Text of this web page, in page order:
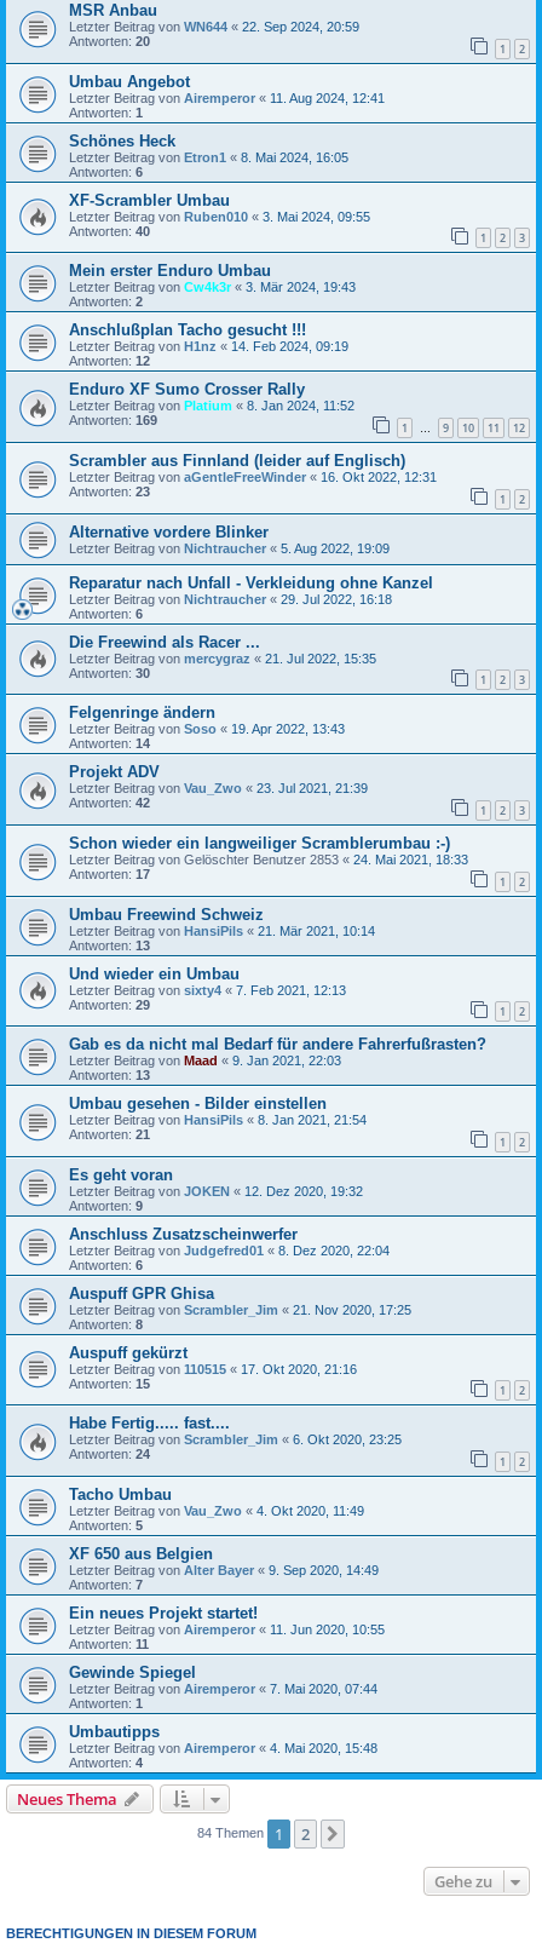
MSR Anbau
Letzter Beitrag von WN644 « 22. Sep 2024, 20:59
Antworten: 20 1 2
Umbau Angebot
Letzter Beitrag von Airemperor « 11. Aug 2024, 12:41
Antworten: 1
Schönes Heck
Letzter Beitrag von Etron1 « 8. Mai 2024, 16:05
Antworten: 6
XF-Scrambler Umbau
Letzter Beitrag von Ruben010 « 3. Mai 2024, 09:55
Antworten: 40 1 2 3
Mein erster Enduro Umbau
Letzter Beitrag von Cw4k3r « 3. Mär 2024, 19:43
Antworten: 2
Anschlußplan Tacho gesucht !!!
Letzter Beitrag von H1nz « 14. Feb 2024, 09:19
Antworten: 12
Enduro XF Sumo Crosser Rally
Letzter Beitrag von Platium « 8. Jan 2024, 11:52
Antworten: 169 1 … 9 10 11 12
Scrambler aus Finnland (leider auf Englisch)
Letzter Beitrag von aGentleFreeWinder « 16. Okt 2022, 12:31
Antworten: 23 1 2
Alternative vordere Blinker
Letzter Beitrag von Nichtraucher « 5. Aug 2022, 19:09
Reparatur nach Unfall - Verkleidung ohne Kanzel
Letzter Beitrag von Nichtraucher « 29. Jul 2022, 16:18
Antworten: 6
Die Freewind als Racer ...
Letzter Beitrag von mercygraz « 21. Jul 2022, 15:35
Antworten: 30 1 2 3
Felgenringe ändern
Letzter Beitrag von Soso « 19. Apr 2022, 13:43
Antworten: 14
Projekt ADV
Letzter Beitrag von Vau_Zwo « 23. Jul 2021, 21:39
Antworten: 42 1 2 3
Schon wieder ein langweiliger Scramblerumbau :-)
Letzter Beitrag von Gelöschter Benutzer 2853 « 24. Mai 2021, 18:33
Antworten: 17 1 2
Umbau Freewind Schweiz
Letzter Beitrag von HansiPils « 21. Mär 2021, 10:14
Antworten: 13
Und wieder ein Umbau
Letzter Beitrag von sixty4 « 7. Feb 2021, 12:13
Antworten: 29 1 2
Gab es da nicht mal Bedarf für andere Fahrerfußrasten?
Letzter Beitrag von Maad « 9. Jan 2021, 22:03
Antworten: 13
Umbau gesehen - Bilder einstellen
Letzter Beitrag von HansiPils « 8. Jan 2021, 21:54
Antworten: 21 1 2
Es geht voran
Letzter Beitrag von JOKEN « 12. Dez 2020, 19:32
Antworten: 9
Anschluss Zusatzscheinwerfer
Letzter Beitrag von Judgefred01 « 8. Dez 2020, 22:04
Antworten: 6
Auspuff GPR Ghisa
Letzter Beitrag von Scrambler_Jim « 21. Nov 2020, 17:25
Antworten: 8
Auspuff gekürzt
Letzter Beitrag von 110515 « 17. Okt 2020, 21:16
Antworten: 15 1 2
Habe Fertig..... fast....
Letzter Beitrag von Scrambler_Jim « 6. Okt 2020, 23:25
Antworten: 24 1 2
Tacho Umbau
Letzter Beitrag von Vau_Zwo « 4. Okt 2020, 11:49
Antworten: 5
XF 650 aus Belgien
Letzter Beitrag von Alter Bayer « 9. Sep 2020, 14:49
Antworten: 7
Ein neues Projekt startet!
Letzter Beitrag von Airemperor « 11. Jun 2020, 10:55
Antworten: 11
Gewinde Spiegel
Letzter Beitrag von Airemperor « 7. Mai 2020, 07:44
Antworten: 1
Umbautipps
Letzter Beitrag von Airemperor « 4. Mai 2020, 15:48
Antworten: 4
Neues Thema
84 Themen 1 2
Gehe zu
BERECHTIGUNGEN IN DIESEM FORUM